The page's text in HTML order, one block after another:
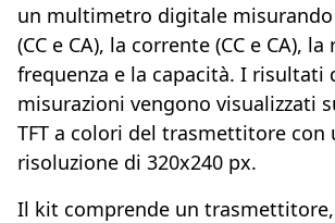
un multimetro digitale
(CC e CA), la corrente (CC e CA),
frequenza e la capacità. I risultati
misurazioni vengono visualizzati
TFT a colori del trasmettitore con
risoluzione di 320x240 px.
Il kit comprende un